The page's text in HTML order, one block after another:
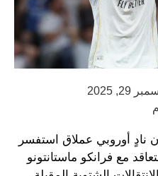
29, 2025
نادٍ أوروبي عملاق استفسر
مع فرانكو ماستانتونو